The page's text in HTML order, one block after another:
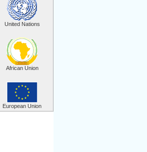
United Nations
African Union
European Union